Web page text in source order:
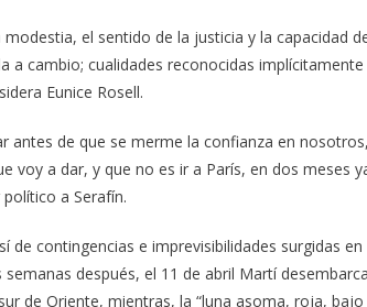
el sentido de la justicia y la capacidad
a cambio; cualidades reconocidas implícitamente
Eunice Rosell.
antes de que se merme la confianza en nosotros,
voy a dar, y que no es ir a París, en dos meses
a Serafín.
de contingencias e imprevisibilidades surgidas en
después, el 11 de abril Martí
de Oriente, mientras, la “luna asoma, roja, bajo